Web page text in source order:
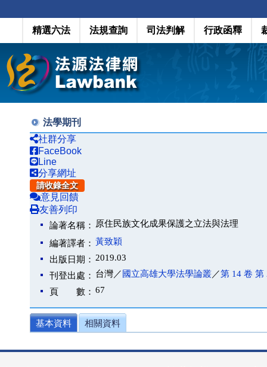
精選六法 法規查詢 司法判解 行政函釋
法學期刊
社群分享
FaceBook
Line
分享網址
請收錄全文
意見回饋
友善列印
論著名稱： 原住民族文化成果保護之立法與法理
編著譯者： 黃致穎
出版日期： 2019.03
刊登出處： 台灣／ 國立高雄大學法學論叢／第 14 卷 第
頁 數： 67
基本資料 相關資料